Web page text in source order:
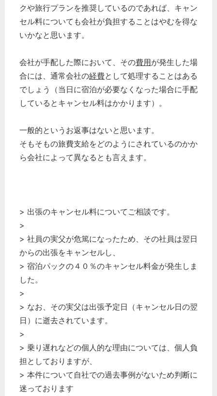
クや旅行プランを推奨しているのであれば、キャン
セル料についても会社が負担することはやむを得な
いかなと思います。
会社が手配した際において、その費用が発生した場
合には、通常会社の経費として処理することはある
でしょう（当日に宿泊が必要なくなった場合に手配
しているとキャンセル料はかかります）。
一般的というお返事はないと思います。
そもそもの旅費支給をどのようにされているのかか
ら会社によって異なるとも言えます。
> 出張のキャンセル料についてご相談です。
>
> 社員の実父が危篤になったため、その社員は翌日
からの出張をキャンセルし、
> 宿泊パックの４０％のキャンセル料金が発生しま
した。
>
> なお、その実父は出張予定日（キャンセル日の翌
日）に逝去されています。
>
> 乗り遅れなどの個人的な理由については、個人負
担としておりますが、
> 本件について自社での過去事例がないため判断に
迷っております